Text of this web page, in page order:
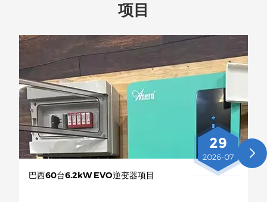
项目
29
2026-07
巴西60台6.2kW EVO逆变器项目